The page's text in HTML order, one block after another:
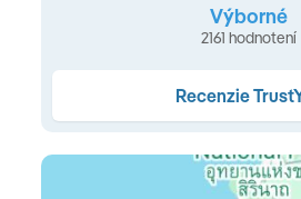
bazéna • izby Family pre väčšie
raňajky formou bufetu alebo
chodového menu alebo bufetu •
Výborné
2161 hodnotení
Recenzie